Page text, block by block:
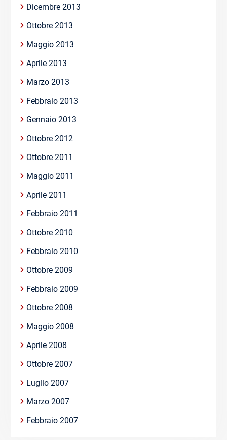
Dicembre 2013
Ottobre 2013
Maggio 2013
Aprile 2013
Marzo 2013
Febbraio 2013
Gennaio 2013
Ottobre 2012
Ottobre 2011
Maggio 2011
Aprile 2011
Febbraio 2011
Ottobre 2010
Febbraio 2010
Ottobre 2009
Febbraio 2009
Ottobre 2008
Maggio 2008
Aprile 2008
Ottobre 2007
Luglio 2007
Marzo 2007
Febbraio 2007